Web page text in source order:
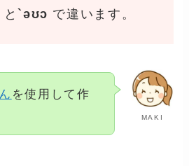
と `əʊɔ で違います。
MAKI
を使用して作